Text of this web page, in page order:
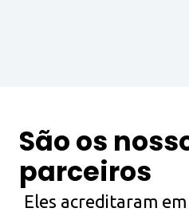
São os
parceiros
Eles acreditaram